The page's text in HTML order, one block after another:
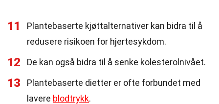
11
Plantebaserte kjøttalternativer kan bidra til å
redusere risikoen for hjertesykdom.
12 De kan også bidra til å senke kolesterolnivået.
13
Plantebaserte dietter er ofte forbundet med
lavere blodtrykk.